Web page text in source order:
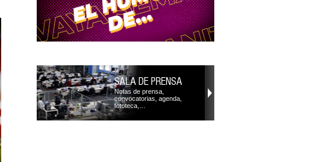
SALA DE PRENSA
Notas de prensa,
convocatorias, agenda,
fototeca,…